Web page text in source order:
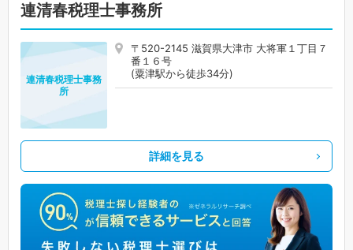
連清春税理士事務所
〒520-2145 滋賀県大津市 大将軍１丁目７
番１６号
(粟津駅から徒歩34分)
連清春税理士事務
所
詳細を見る